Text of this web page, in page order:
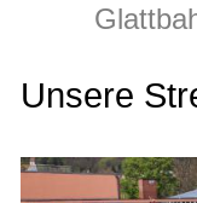
Unsere